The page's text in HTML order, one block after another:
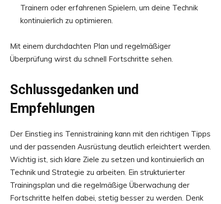
Trainern oder erfahrenen Spielern, um deine Technik
kontinuierlich zu optimieren.
Mit einem durchdachten Plan und regelmäßiger
Überprüfung wirst du schnell Fortschritte sehen.
Schlussgedanken und
Empfehlungen
Der Einstieg ins Tennistraining kann mit den richtigen Tipps
und der passenden Ausrüstung deutlich erleichtert werden.
Wichtig ist, sich klare Ziele zu setzen und kontinuierlich an
Technik und Strategie zu arbeiten. Ein strukturierter
Trainingsplan und die regelmäßige Überwachung der
Fortschritte helfen dabei, stetig besser zu werden. Denk